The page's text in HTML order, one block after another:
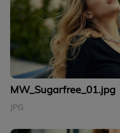
MW_Sugarfree_01.jpg
JPG